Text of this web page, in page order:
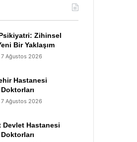
Zihinsel
Bir Yaklaşım
7 Ağustos 2026
Hastanesi
7 Ağustos 2026
Devlet Hastanesi